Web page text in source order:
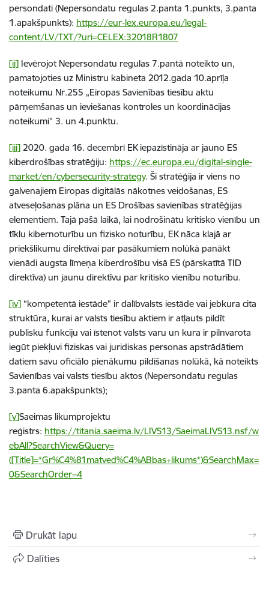
persondati (Nepersondatu regulas 2.panta 1.punkts, 3.panta
1.apakšpunkts): https://eur-lex.europa.eu/legal-
content/LV/TXT/?uri=CELEX:32018R1807
[ii] Ievērojot Nepersondatu regulas 7.pantā noteikto un,
pamatojoties uz Ministru kabineta 2012.gada 10.aprīļa
noteikumu Nr.255 „Eiropas Savienības tiesību aktu
pārņemšanas un ieviešanas kontroles un koordinācijas
noteikumi” 3. un 4.punktu.
[iii] 2020. gada 16. decembrī EK iepazīstināja ar jauno ES
kiberdrošības stratēģiju: https://ec.europa.eu/digital-single-
market/en/cybersecurity-strategy. Šī stratēģija ir viens no
galvenajiem Eiropas digitālās nākotnes veidošanas, ES
atveseļošanas plāna un ES Drošības savienības stratēģijas
elementiem. Tajā pašā laikā, lai nodrošinātu kritisko vienību un
tīklu kibernoturību un fizisko noturību, EK nāca klajā ar
priekšlikumu direktīvai par pasākumiem nolūkā panākt
vienādi augsta līmeņa kiberdrošību visā ES (pārskatītā TID
direktīva) un jaunu direktīvu par kritisko vienību noturību.
[iv] “kompetentā iestāde” ir dalībvalsts iestāde vai jebkura cita
struktūra, kurai ar valsts tiesību aktiem ir atļauts pildīt
publisku funkciju vai īstenot valsts varu un kura ir pilnvarota
iegūt piekļuvi fiziskas vai juridiskas personas apstrādātiem
datiem savu oficiālo pienākumu pildīšanas nolūkā, kā noteikts
Savienības vai valsts tiesību aktos (Nepersondatu regulas
3.panta 6.apakšpunkts);
[v]Saeimas likumprojektu
reģistrs: https://titania.saeima.lv/LIVS13/SaeimaLIVS13.nsf/w
ebAll?SearchView&Query=
([Title]=*Gr%C4%81matved%C4%ABbas+likums*)&SearchMax=
0&SearchOrder=4
Drukāt lapu
Dalīties